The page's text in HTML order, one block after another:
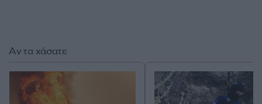
Αν τα χάσατε